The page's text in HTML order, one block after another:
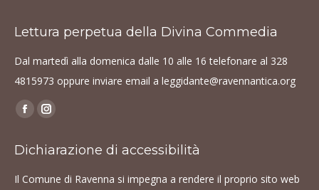
Lettura perpetua della Divina Commedia
Dal martedì alla domenica dalle 10 alle 16 telefonare al 328
4815973 oppure inviare email a leggidante@ravennantica.org
Find us on:
Facebook
opens
Instagram
opens
Dichiarazione di accessibilità
Il Comune di Ravenna si impegna a rendere il proprio sito web